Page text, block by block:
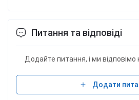
Питання та відповіді
Додайте питання, і ми
Додати